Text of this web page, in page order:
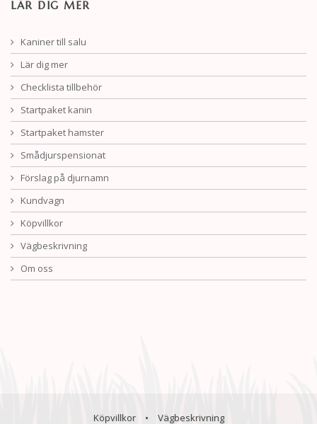
LÄR DIG MER
Kaniner till salu
Lär dig mer
Checklista tillbehör
Startpaket kanin
Startpaket hamster
Smådjurspensionat
Förslag på djurnamn
Kundvagn
Köpvillkor
Vägbeskrivning
Om oss
Köpvillkor • Vägbeskrivning